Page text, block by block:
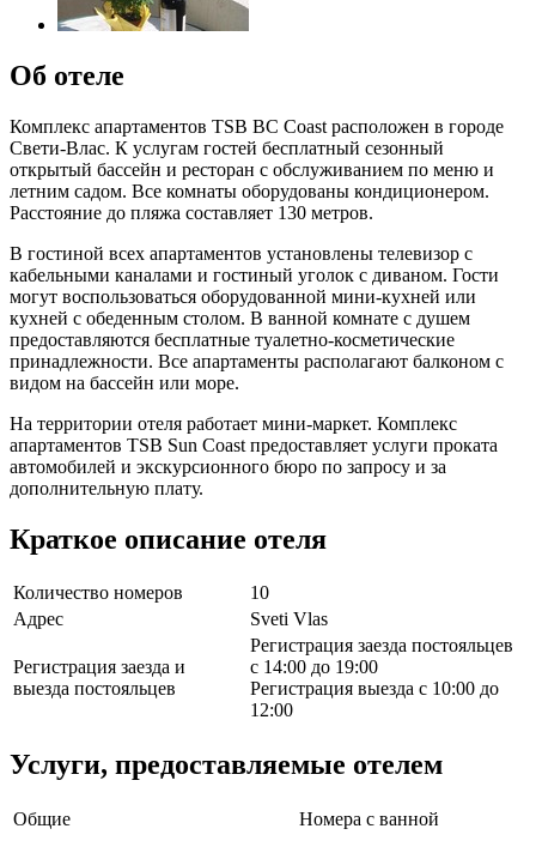
Об отеле
Комплекс апартаментов TSB ВС Coast расположен в городе
Свети-Влас. К услугам гостей бесплатный сезонный
открытый бассейн и ресторан с обслуживанием по меню и
летним садом. Все комнаты оборудованы кондиционером.
Расстояние до пляжа составляет 130 метров.
В гостиной всех апартаментов установлены телевизор с
кабельными каналами и гостиный уголок с диваном. Гости
могут воспользоваться оборудованной мини-кухней или
кухней с обеденным столом. В ванной комнате с душем
предоставляются бесплатные туалетно-косметические
принадлежности. Все апартаменты располагают балконом с
видом на бассейн или море.
На территории отеля работает мини-маркет. Комплекс
апартаментов TSB Sun Coast предоставляет услуги проката
автомобилей и экскурсионного бюро по запросу и за
дополнительную плату.
Краткое описание отеля
Количество номеров
10
Адрес
Sveti Vlas
Регистрация заезда и
выезда постояльцев
Регистрация заезда постояльцев
с 14:00 до 19:00
Регистрация выезда с 10:00 до
12:00
Услуги, предоставляемые отелем
Общие Номера с ванной